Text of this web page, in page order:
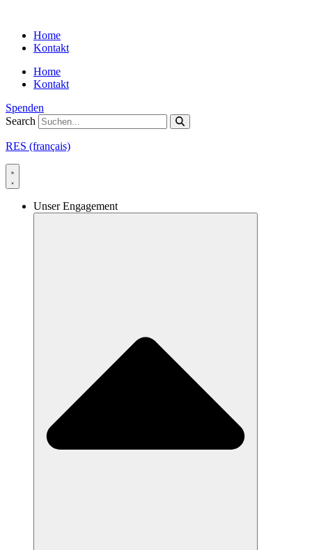
contentHome
Kontakt
Home
Kontakt
Spenden
Search
RES (français)
Unser Engagement